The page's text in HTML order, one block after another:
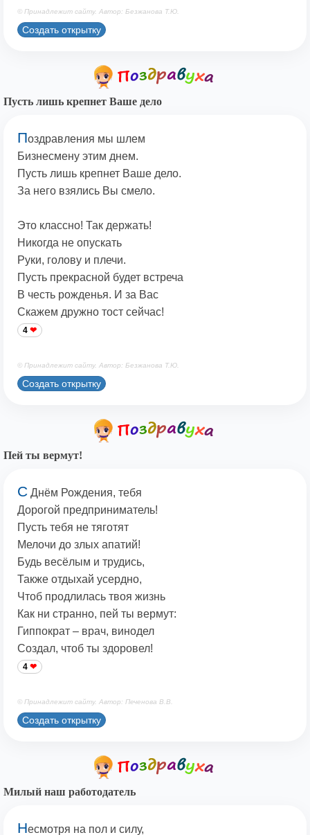
© Принадлежит сайту. Автор: Безжанова Т.Ю.
Создать открытку
Пусть лишь крепнет Ваше дело
Поздравления мы шлем
Бизнесмену этим днем.
Пусть лишь крепнет Ваше дело.
За него взялись Вы смело.
Это классно! Так держать!
Никогда не опускать
Руки, голову и плечи.
Пусть прекрасной будет встреча
В честь рожденья. И за Вас
Скажем дружно тост сейчас!
4
© Принадлежит сайту. Автор: Безжанова Т.Ю.
Создать открытку
Пей ты вермут!
С Днём Рождения, тебя
Дорогой предприниматель!
Пусть тебя не тяготят
Мелочи до злых апатий!
Будь весёлым и трудись,
Также отдыхай усердно,
Чтоб продлилась твоя жизнь
Как ни странно, пей ты вермут:
Гиппократ – врач, винодел
Создал, чтоб ты здоровел!
4
© Принадлежит сайту. Автор: Печенова В.В.
Создать открытку
Милый наш работодатель
Несмотря на пол и силу,